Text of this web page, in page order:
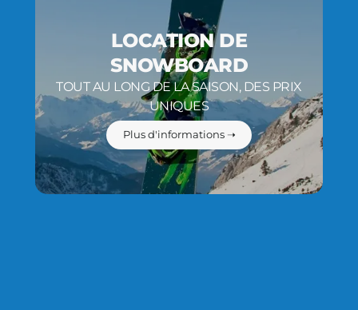
LOCATION DE
SNOWBOARD
TOUT AU LONG DE LA SAISON, DES PRIX
UNIQUES
Plus d'informations ➝